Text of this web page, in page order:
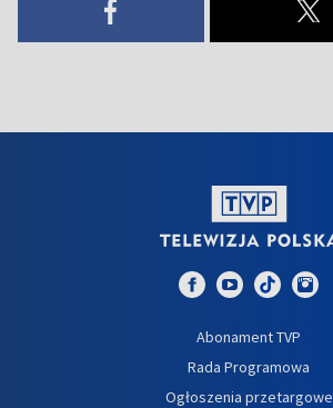
Abonament TVP
Rada Programowa
Ogłoszenia przetargowe